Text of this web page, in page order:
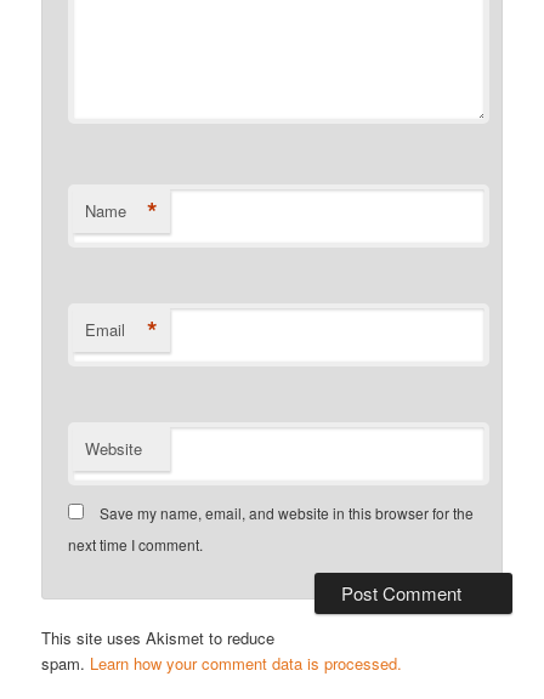
Name *
Email *
Website
Save my name, email, and website in this browser for the
next time I comment.
This site uses Akismet to reduce
spam. Learn how your comment data is processed.